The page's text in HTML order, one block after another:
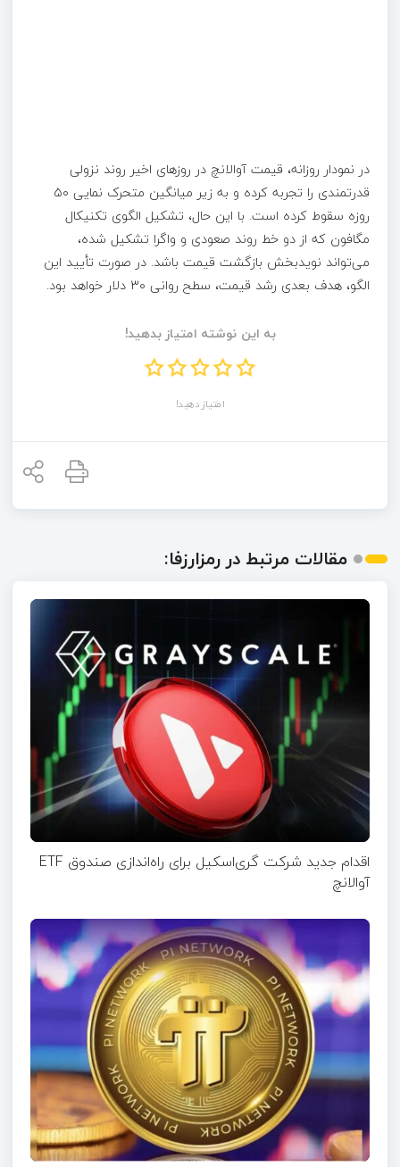
در نمودار روزانه، قیمت آوالانچ در روزهای اخیر روند نزولی
قدرتمندی را تجربه کرده و به زیر میانگین متحرک نمایی ۵۰
روزه سقوط کرده است. با این حال، تشکیل الگوی تکنیکال
مگافون که از دو خط روند صعودی و واگرا تشکیل شده،
می‌تواند نویدبخش بازگشت قیمت باشد. در صورت تأیید این
الگو، هدف بعدی رشد قیمت، سطح روانی ۳۰ دلار خواهد بود.
به این نوشته امتیاز بدهید!
امتیاز دهید!
مقالات مرتبط در رمزارزفا:
اقدام جدید شرکت گری‌اسکیل برای راه‌اندازی صندوق ETF
آوالانچ